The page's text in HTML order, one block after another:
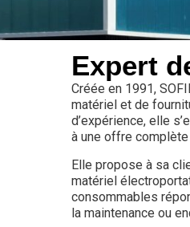
Expert
Créée en 1991,
matériel et de
d’expérience, elle
à une offre
Elle propose à sa
matériel
consommables
la maintenance ou